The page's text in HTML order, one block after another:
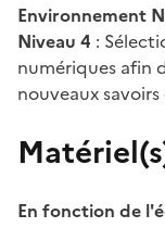
Environnement
Niveau 4 :
numériques afin
nouveaux
En fonction de